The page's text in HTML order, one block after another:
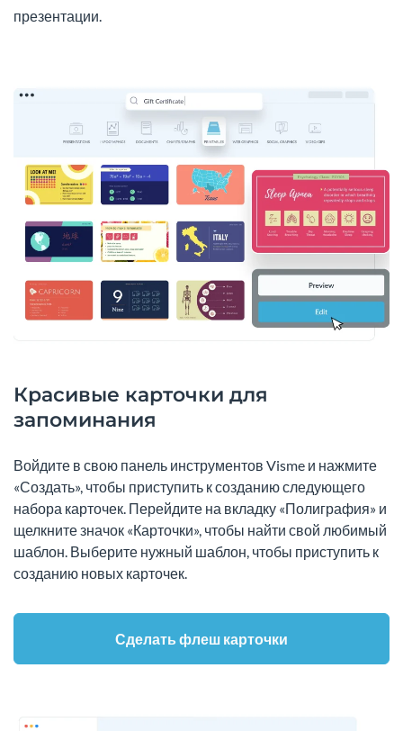
презентации.
Красивые карточки для
запоминания
Войдите в свою панель инструментов Visme и нажмите
«Создать», чтобы приступить к созданию следующего
набора карточек. Перейдите на вкладку «Полиграфия» и
щелкните значок «Карточки», чтобы найти свой любимый
шаблон. Выберите нужный шаблон, чтобы приступить к
созданию новых карточек.
Сделать флеш карточки